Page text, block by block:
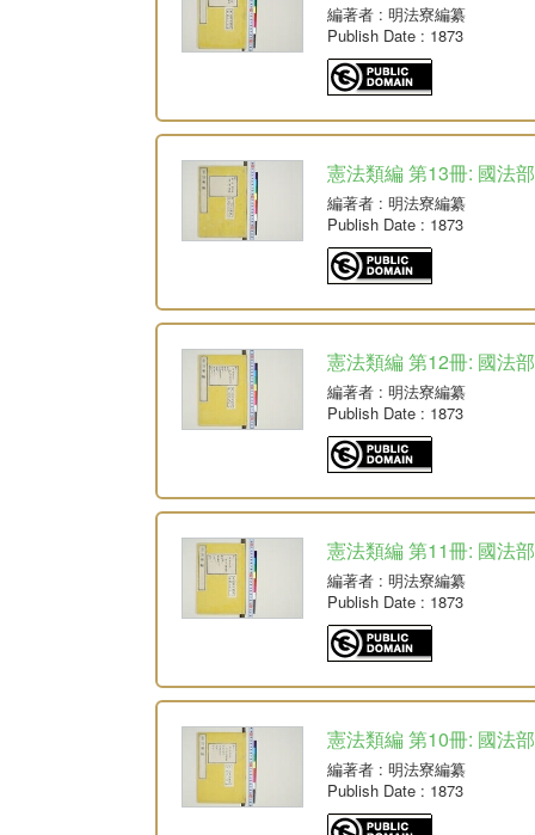
編著者 : 明法寮編纂
Publish Date : 1873
憲法類編 第13冊: 國法
編著者 : 明法寮編纂
Publish Date : 1873
憲法類編 第12冊: 國法
編著者 : 明法寮編纂
Publish Date : 1873
憲法類編 第11冊: 國法
編著者 : 明法寮編纂
Publish Date : 1873
憲法類編 第10冊: 國法
編著者 : 明法寮編纂
Publish Date : 1873